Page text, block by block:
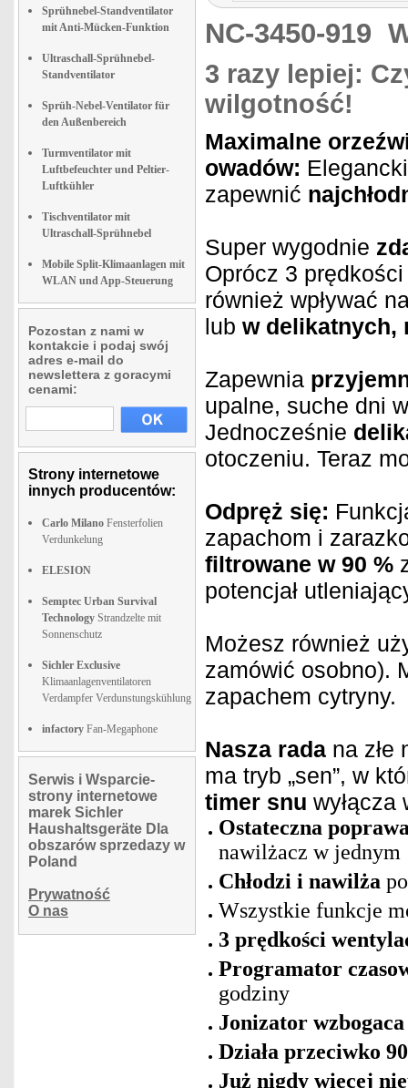
Sprühnebel-Standventilator
mit Anti-Mücken-Funktion
Ultraschall-Sprühnebel-
Standventilator
Sprüh-Nebel-Ventilator für
den Außenbereich
Turmventilator mit
Luftbefeuchter und Peltier-
Luftkühler
Tischventilator mit
Ultraschall-Sprühnebel
Mobile Split-Klimaanlagen mit
WLAN und App-Steuerung
Pozostan z nami w
kontakcie i podaj swój
adres e-mail do
newslettera z goracymi
cenami:
Strony internetowe
innych producentów:
Carlo Milano Fensterfolien
Verdunkelung
ELESION
Semptec Urban Survival
Technology Strandzelte mit
Sonnenschutz
Sichler Exclusive
Klimaanlagenventilatoren
Verdampfer Verdunstungskühlung
infactory Fan-Megaphone
Serwis i Wsparcie-
strony internetowe
marek Sichler
Haushaltsgeräte Dla
obszarów sprzedazy w
Poland
Prywatność
O nas
NC-3450-919
3 razy lepiej:
wilgotność!
Maximalne
owadów:
zapewnić
Super wygodnie
Oprócz 3
również wpływać
lub w delikatnych,
Zapewnia
upalne, suche dni
Jednocześnie
otoczeniu. Teraz
Odpręż się:
zapachom i
filtrowane w 90 %
potencjał
Możesz również
zamówić osobno).
zapachem cytryny.
Nasza rada na
ma tryb „sen”, w
timer snu
Ostateczna
nawilżacz w jednym
Chłodzi i nawilża
Wszystkie funkcje
3 prędkości
Programator
godziny
Jonizator
Działa przeciwko
Już nigdy więcej